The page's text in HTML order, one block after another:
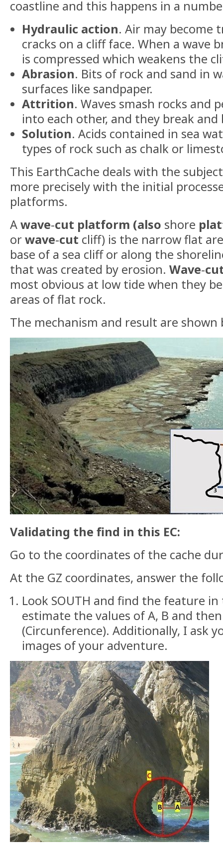
coastline and this happens in a
Hydraulic action. Air may become
cracks on a cliff face. When a wave
is compressed which weakens the
Abrasion. Bits of rock and sand in
surfaces like sandpaper.
Attrition. Waves smash rocks and
into each other, and they break and
Solution. Acids contained in sea
types of rock such as chalk or
This EarthCache deals with the
more precisely with the initial
platforms.
Awave-cut platform (also shore
orwave-cut cliff) is the narrow flat
base of a sea cliff or along the
that was created by erosion. Wave-
most obvious at low tide when they
areas of flat rock.
The mechanism and result are
Validating the find in this EC:
Go to the coordinates of the cache
At the GZ coordinates, answer the
Look SOUTH and find the feature
estimate the values of A, B and
(Circunference). Additionally, I ask
images of your adventure.